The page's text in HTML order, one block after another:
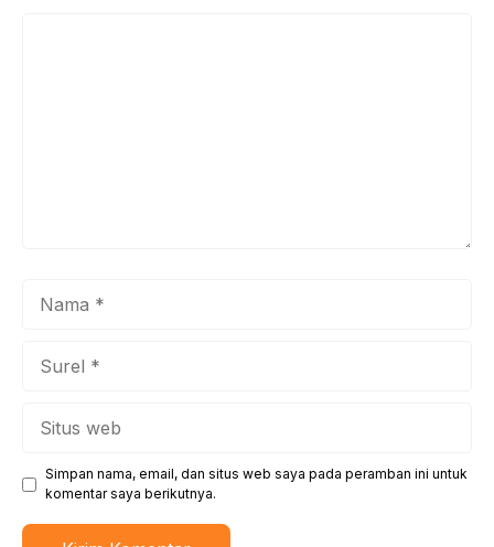
Simpan nama, email, dan situs web saya pada peramban ini untuk
komentar saya berikutnya.